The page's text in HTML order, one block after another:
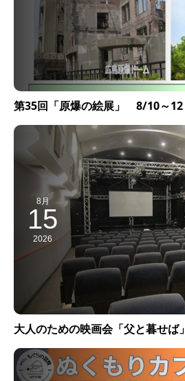
第35回「原爆の絵展」 8/10～12
8月
15
2026
大人のための映画会「父と暮せば」